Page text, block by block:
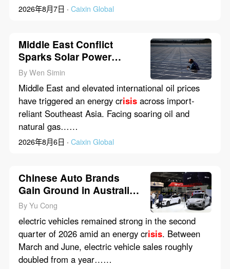
2026年8月7日 · Caixin Global
Middle East Conflict
Sparks Solar Power
Boom in Southeast Asia
By Wen Simin
Middle East and elevated international oil prices
have triggered an energy crisisacross import-
reliant Southeast Asia. Facing soaring oil and
natural gas……
2026年8月6日 · Caixin Global
Chinese Auto Brands
Gain Ground in Australia
as EV Sales Jump
By Yu Cong
electric vehicles remained strong in the second
quarter of 2026 amid an energy crisis. Between
March and June, electric vehicle sales roughly
doubled from a year……